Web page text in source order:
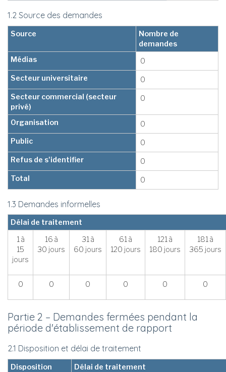
1.2 Source des demandes
Source
Nombre de
demandes
Médias
0
Secteur universitaire
0
Secteur commercial (secteur
privé)
0
Organisation
0
Public
0
Refus de s'identifier
0
Total
0
1.3 Demandes informelles
Délai de traitement
1 à
15
jours
16 à
30 jours
31 à
60 jours
61 à
120 jours
121 à
180 jours
181 à
365 jours
0 0 0 0 0 0
Partie 2 – Demandes fermées pendant la
période d'établissement de rapport
2.1 Disposition et délai de traitement
Disposition Délai de traitement